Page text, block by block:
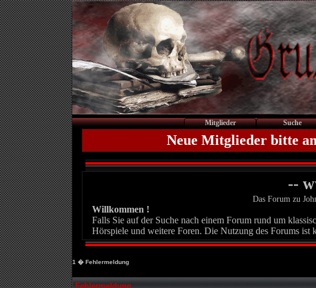
Mitglieder Suche
Neue Mitglieder bitte
--
Das Forum zu
Willkommen !
Falls Sie auf der Suche nach einem Forum rund um
Hörspiele und weitere Foren. Die Nutzung des Forums ist
1 � Fehlermeldung
Fehlermeldung